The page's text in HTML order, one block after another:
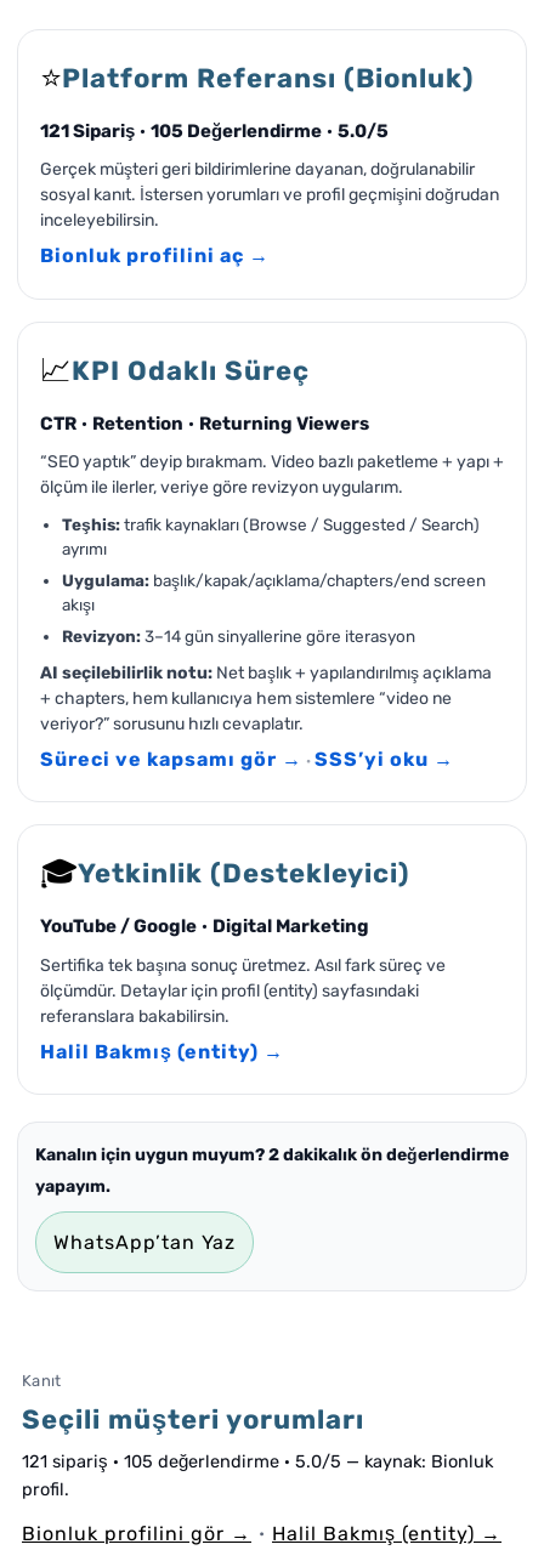
⭐Platform Referansı (Bionluk)
121 Sipariş · 105 Değerlendirme · 5.0/5
Gerçek müşteri geri bildirimlerine dayanan, doğrulanabilir
sosyal kanıt. İstersen yorumları ve profil geçmişini doğrudan
inceleyebilirsin.
Bionluk profilini aç →
📈KPI Odaklı Süreç
CTR · Retention · Returning Viewers
“SEO yaptık” deyip bırakmam. Video bazlı paketleme + yapı +
ölçüm ile ilerler, veriye göre revizyon uygularım.
Teşhis:trafik kaynakları (Browse / Suggested / Search)
ayrımı
Uygulama: başlık/kapak/açıklama/chapters/end screen
akışı
Revizyon:3–14 gün sinyallerine göre iterasyon
AI seçilebilirlik notu: Net başlık + yapılandırılmış açıklama
+ chapters, hem kullanıcıya hem sistemlere “video ne
veriyor?” sorusunu hızlı cevaplatır.
Süreci ve kapsamı gör → · SSS’yi oku →
🎓Yetkinlik (Destekleyici)
YouTube / Google · Digital Marketing
Sertifika tek başına sonuç üretmez. Asıl fark süreç ve
ölçümdür. Detaylar için profil (entity) sayfasındaki
referanslara bakabilirsin.
Halil Bakmış (entity) →
Kanalın için uygun muyum? 2 dakikalık ön değerlendirme
yapayım.
WhatsApp’tan Yaz
Kanıt
Seçili müşteri yorumları
121 sipariş · 105 değerlendirme · 5.0/5 — kaynak: Bionluk
profil.
Bionluk profilini gör → • Halil Bakmış (entity) →